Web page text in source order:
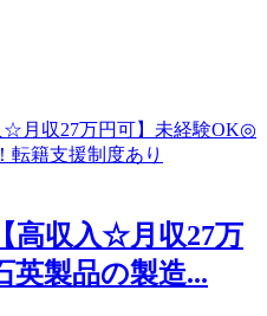
高収入☆月収27万
英製品の製造...